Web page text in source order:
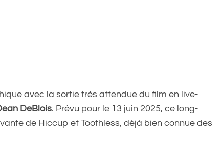
avec la sortie très attendue du film en live-
DeBlois. Prévu pour le 13 juin 2025, ce long-
de Hiccup et Toothless, déjà bien connue des